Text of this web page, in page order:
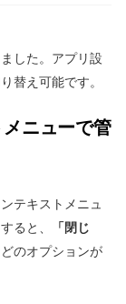
した。アプリ設
替え可能です。
ニューで管
テキストメニュ
ると、
「閉じ
のオプションが